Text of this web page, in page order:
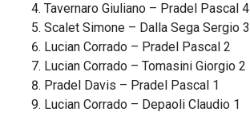
Tavernaro Giuliano – Pradel Pascal 4
Scalet Simone – Dalla Sega Sergio 3
Lucian Corrado – Pradel Pascal 2
Lucian Corrado – Tomasini Giorgio 2
Pradel Davis – Pradel Pascal 1
Lucian Corrado – Depaoli Claudio 1